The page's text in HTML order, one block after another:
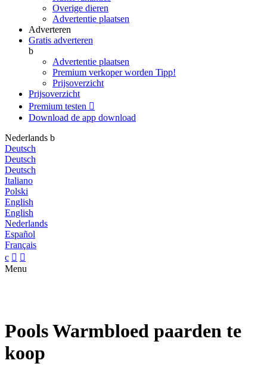
Overige dieren
Advertentie plaatsen
Adverteren
Gratis adverteren
b
Advertentie plaatsen
Premium verkoper worden Tipp!
Prijsoverzicht
Prijsoverzicht
Premium testen 
Download de app download
Nederlands b
Deutsch
Deutsch
Deutsch
Italiano
Polski
English
English
Nederlands
Español
Français
c  
Menu
Pools Warmbloed paarden te
koop